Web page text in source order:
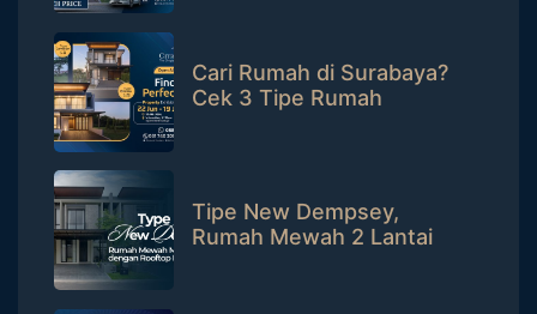
Cari Rumah di Surabaya?
Cek 3 Tipe Rumah
Tipe New Dempsey,
Rumah Mewah 2 Lantai